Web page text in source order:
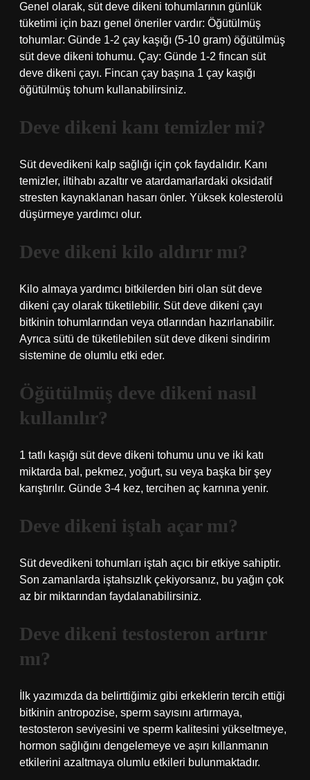
Genel olarak, süt deve dikeni tohumlarının günlük
tüketimi için bazı genel öneriler vardır: Öğütülmüş
tohumlar: Günde 1-2 çay kaşığı (5-10 gram) öğütülmüş
süt deve dikeni tohumu. Çay: Günde 1-2 fincan süt
deve dikeni çayı. Fincan çay başına 1 çay kaşığı
öğütülmüş tohum kullanabilirsiniz.
Deve dikeni kanı temizler mi?
Süt devedikeni kalp sağlığı için çok faydalıdır. Kanı
temizler, iltihabı azaltır ve atardamarlardaki oksidatif
stresten kaynaklanan hasarı önler. Yüksek kolesterolü
düşürmeye yardımcı olur.
Deve dikeni kilo aldırır mı?
Kilo almaya yardımcı bitkilerden biri olan süt deve
dikeni çay olarak tüketilebilir. Süt deve dikeni çayı
bitkinin tohumlarından veya otlarından hazırlanabilir.
Ayrıca sütü de tüketilebilen süt deve dikeni sindirim
sistemine de olumlu etki eder.
Öğütülmüş deve dikeni nasıl
kullanılır?
1 tatlı kaşığı süt deve dikeni tohumu unu ve iki katı
miktarda bal, pekmez, yoğurt, su veya başka bir şey
karıştırılır. Günde 3-4 kez, tercihen aç karnına yenir.
Deve dikeni iştah açar mı?
Süt devedikeni tohumları iştah açıcı bir etkiye sahiptir.
Son zamanlarda iştahsızlık çekiyorsanız, bu yağın çok
az bir miktarından faydalanabilirsiniz.
Deve dikeni testosteron artırır
mı?
İlk yazımızda da belirttiğimiz gibi erkeklerin tercih ettiği
bitkinin antropozise, ​​sperm sayısını artırmaya,
testosteron seviyesini ve sperm kalitesini yükseltmeye,
hormon sağlığını dengelemeye ve aşırı kıllanmanın
etkilerini azaltmaya olumlu etkileri bulunmaktadır.